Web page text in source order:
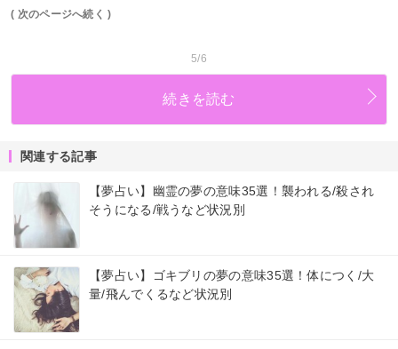
( 次のページへ続く )
5/6
続きを読む
関連する記事
【夢占い】幽霊の夢の意味35選！襲われる/殺され
そうになる/戦うなど状況別
【夢占い】ゴキブリの夢の意味35選！体につく/大
量/飛んでくるなど状況別